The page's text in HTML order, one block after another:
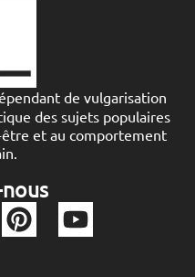
de vulgarisation
des sujets populaires
être et au comportement